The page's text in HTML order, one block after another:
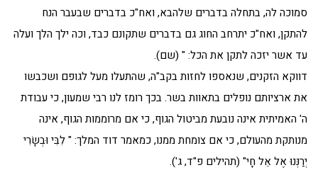
סמוכה לה, בתחלה בדברים שלהבא, ואח"כ בדברים שבעבר הנח
להתקן, ואח"כ יתרחב החוג גם בדברים שתקונם כבד, וכה ילך הלך ועלה
עד אשר יזכה לתקן את הכל: " (שם).
דווקא הזקנים, שנאספו לחזות בקב"ה, שהתעלו מעל לגופם ושכבשו
את ארציותם נופלים בתאוות בשר. בכך רומז לנו רבי שמעון, כי עבודת
ה' האמיתית אינה נובעת מביטול הגוף, כי אם מרוממות הגוף, אינה
מנותקת מהעולם, כי אם צומחת ממנו, כמאמר דוד המלך: " לִבִּי וּבְשָׂרִי
יְרַנְּנוּ אֶל אֵל חָי" (תהילים פ"ד, ג').